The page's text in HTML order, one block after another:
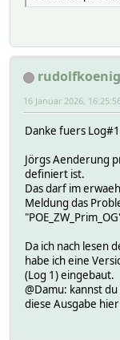
rudolfkoenig
16 Januar 2026,
Danke fuers Log#1
Jörgs Aenderung
definiert ist.
Das darf im
Meldung das
Da ich nach lesen
habe ich eine
(Log 1) eingebaut.
@Damu: kannst
diese Ausgabe